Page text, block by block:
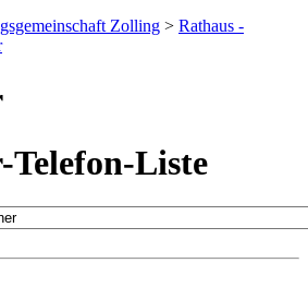
Zolling > Rathaus -
Liste